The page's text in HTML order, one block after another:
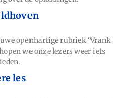
openhartige rubriek ‘Vrank
we onze lezers weer iets
les